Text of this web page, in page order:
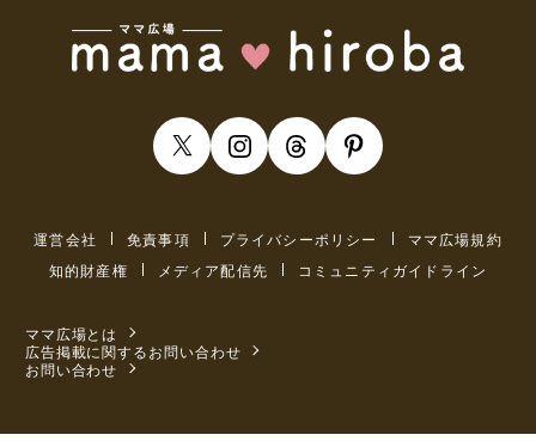
運営会社 免責事項 プライバシーポリシー
ママ広場規約
知的財産権
メディア配信先 コミュニティガイドライン
ママ広場とは
広告掲載に関するお問い合わせ
お問い合わせ